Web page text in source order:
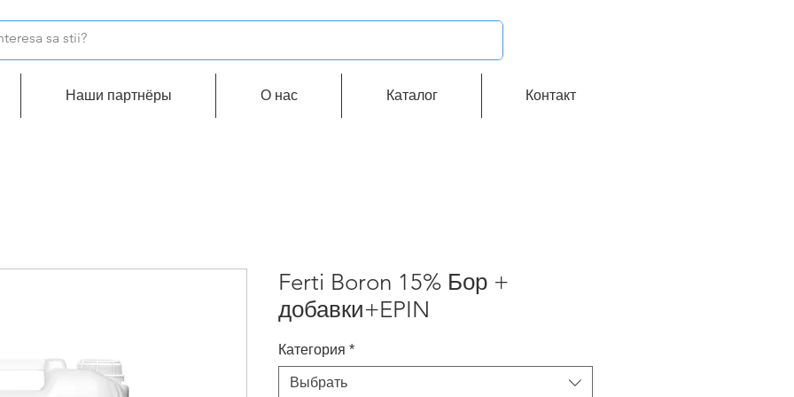
Наши партнёры О нас Каталог Контакт
Ferti Boron 15% Бор +
добавки+EPIN
Категория *
Выбрать